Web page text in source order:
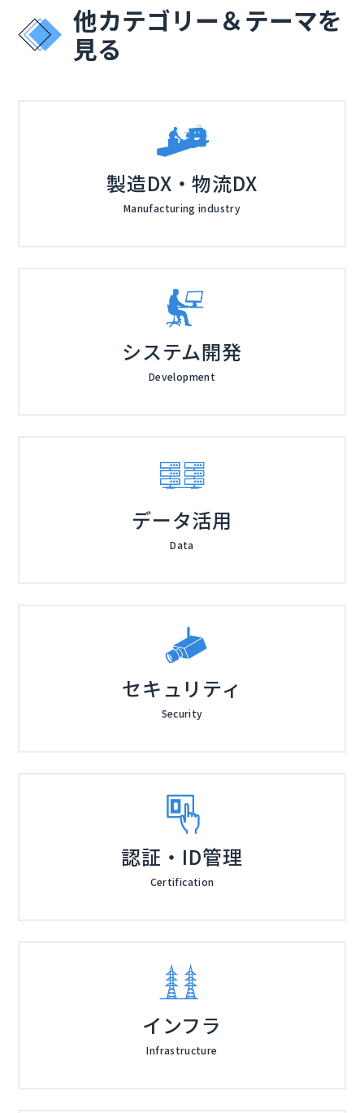
他カテゴリー＆テーマを
見る
製造DX・物流DX
Manufacturing industry
システム開発
Development
データ活用
Data
セキュリティ
Security
認証・ID管理
Certification
インフラ
Infrastructure